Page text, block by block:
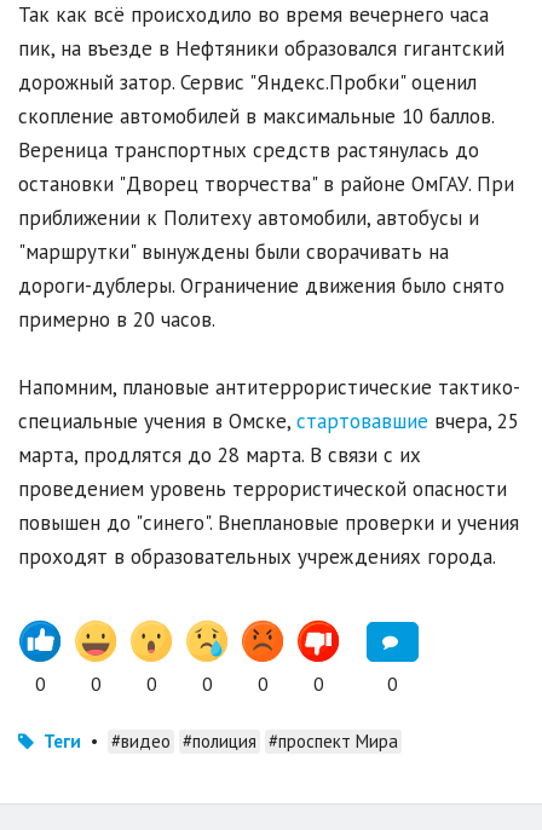
Так как всё происходило во время вечернего часа
пик, на въезде в Нефтяники образовался гигантский
дорожный затор. Сервис "Яндекс.Пробки" оценил
скопление автомобилей в максимальные 10 баллов.
Вереница транспортных средств растянулась до
остановки "Дворец творчества" в районе ОмГАУ. При
приближении к Политеху автомобили, автобусы и
"маршрутки" вынуждены были сворачивать на
дороги-дублеры. Ограничение движения было снято
примерно в 20 часов.
Напомним, плановые антитеррористические тактико-
специальные учения в Омске, стартовавшие вчера, 25
марта, продлятся до 28 марта. В связи с их
проведением уровень террористической опасности
повышен до "синего". Внеплановые проверки и учения
проходят в образовательных учреждениях города.
0 0 0 0 0 0 0
Теги • #видео #полиция #проспект Мира